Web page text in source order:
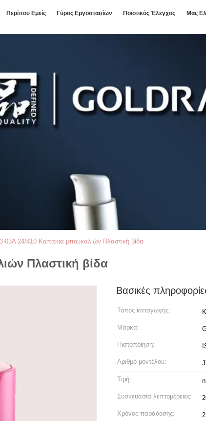
Περίπου Εμείς Γύρος Εργοστασίων Ποιοτικός Έλεγχος Μας
03A 24/410 Καπάκια μπουκαλιών Πλαστική βίδα
Πλαστική βίδα
Βασικές
Τόπος καταγωγής:
Μάρκα:
Πιστοποίηση:
Αριθμό μοντέλου:
Τιμή:
Συσκευασία λεπτομέρειες:
Χρόνος παράδοσης: